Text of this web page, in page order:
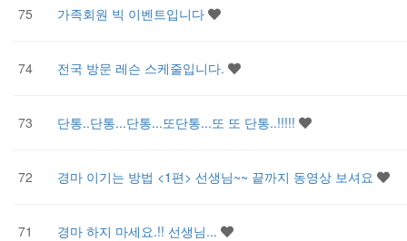
75 가족회원 빅 이벤트입니다
74 전국 방문 레슨 스케줄입니다.
73 단통..단통...단통...또단통...또 또 단통..!!!!!
72 경마 이기는 방법 <1편> 선생님~~ 끝까지 동영상 보셔요
71 경마 하지 마세요.!! 선생님...